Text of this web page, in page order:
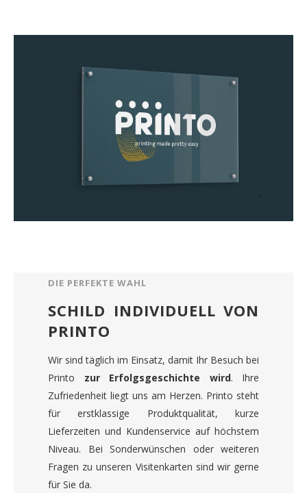
DIE PERFEKTE WAHL
SCHILD INDIVIDUELL VON
PRINTO
Wir sind täglich im Einsatz, damit Ihr Besuch bei
Printo zur Erfolgsgeschichte wird. Ihre
Zufriedenheit liegt uns am Herzen. Printo steht
für erstklassige Produktqualität, kurze
Lieferzeiten und Kundenservice auf höchstem
Niveau. Bei Sonderwünschen oder weiteren
Fragen zu unseren Visitenkarten sind wir gerne
für Sie da.